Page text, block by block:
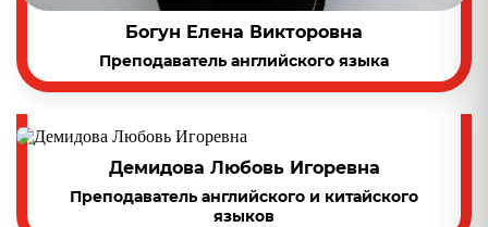
Богун Елена Викторовна
Преподаватель английского языка
Демидова Любовь Игоревна
Преподаватель английского и китайского
языков